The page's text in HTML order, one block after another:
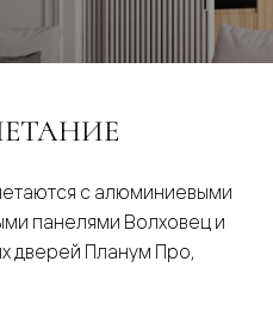
с алюминиевыми
панелями Волховец и
дверей Планум Про,